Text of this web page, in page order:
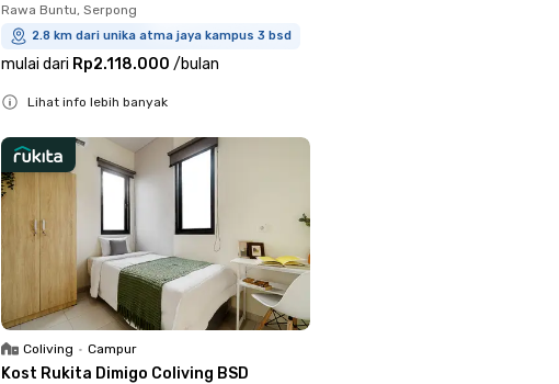
Rawa Buntu, Serpong
2.8 km dari unika atma jaya kampus 3 bsd
mulai dari Rp2.118.000 /bulan
Lihat info lebih banyak
Coliving • Campur
Kost Rukita Dimigo Coliving BSD